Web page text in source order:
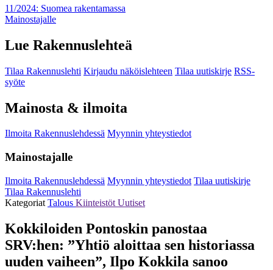
11/2024: Suomea rakentamassa
Mainostajalle
Lue Rakennuslehteä
Tilaa Rakennuslehti Kirjaudu näköislehteen Tilaa uutiskirje RSS-
syöte
Mainosta & ilmoita
Ilmoita Rakennuslehdessä Myynnin yhteystiedot
Mainostajalle
Ilmoita Rakennuslehdessä Myynnin yhteystiedot Tilaa uutiskirje
Tilaa Rakennuslehti
Kategoriat Talous Kiinteistöt Uutiset
Kokkiloiden Pontoskin panostaa
SRV:hen: ”Yhtiö aloittaa sen historiassa
uuden vaiheen”, Ilpo Kokkila sanoo